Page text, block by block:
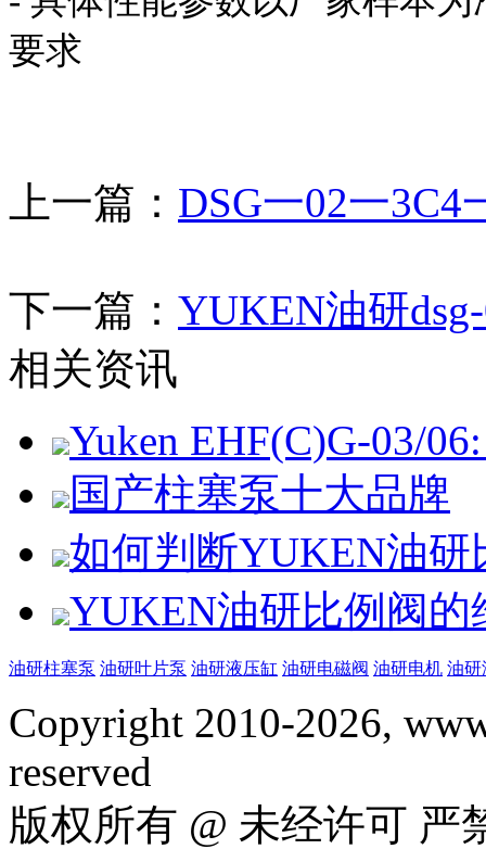
要求
上一篇： DSG一02一
下一篇： YUKEN油研
相关资讯
Yuken EHF(C)G-03/
国产柱塞泵十大品牌
如何判断YUKEN油
YUKEN油研比例阀的
油研柱塞泵 油研叶片泵 油研液压缸 油研电磁阀 油研电机 油研
Copyright 2010-2026,
reserved
版权所有 @ 未经许可 严